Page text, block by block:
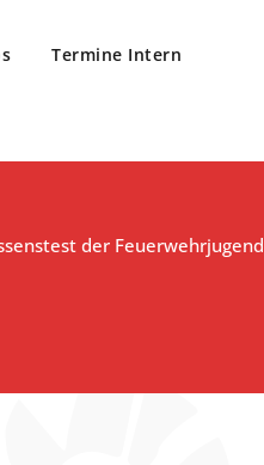
Termine Intern
der Feuerwehrjugend